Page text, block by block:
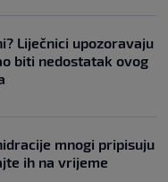
Liječnici upozoravaju
biti nedostatak ovog
mnogi pripisuju
ih na vrijeme